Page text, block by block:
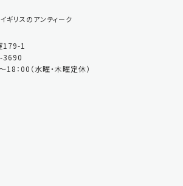
ギリスのアンティーク
179-1
00（水曜・木曜定休）